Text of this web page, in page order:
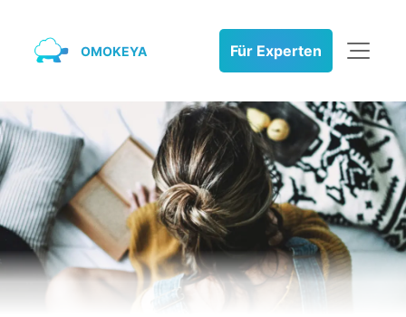
OMOKEYA Für Experten